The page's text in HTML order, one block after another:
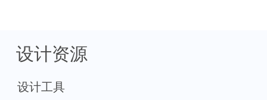
设计资源
设计工具